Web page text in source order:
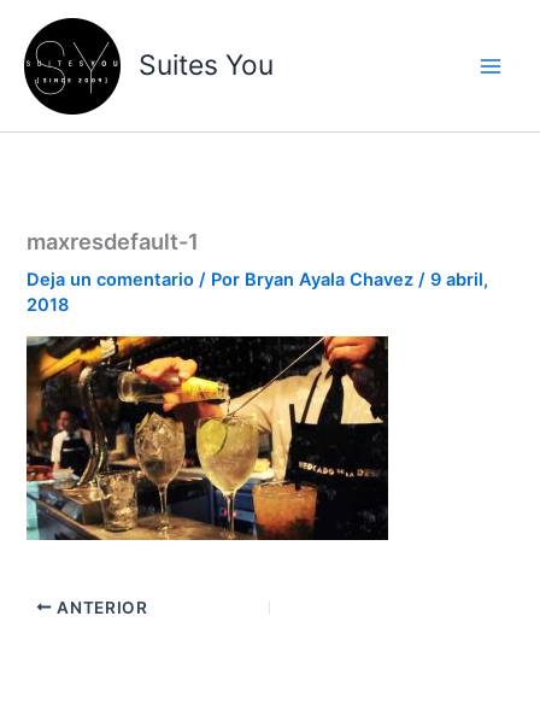
contenido
contenido
Suites You
maxresdefault-1
Deja un comentario / Por Bryan Ayala Chavez/9 abril,
2018
ANTERIOR